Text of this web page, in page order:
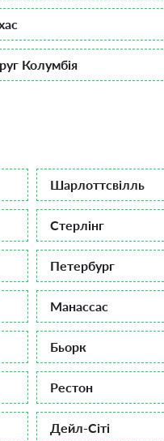
Колумбія
Шарлоттсвілль
Стерлінг
Петербург
Манассас
Бьорк
Рестон
Дейл-Сіті